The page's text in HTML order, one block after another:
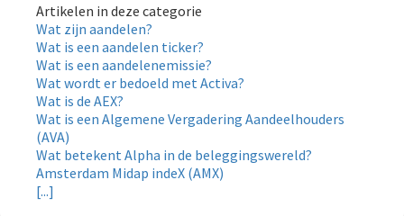
Artikelen in deze categorie
Wat zijn aandelen?
Wat is een aandelen ticker?
Wat is een aandelenemissie?
Wat wordt er bedoeld met Activa?
Wat is de AEX?
Wat is een Algemene Vergadering Aandeelhouders
(AVA)
Wat betekent Alpha in de beleggingswereld?
Amsterdam Midap indeX (AMX)
[...]